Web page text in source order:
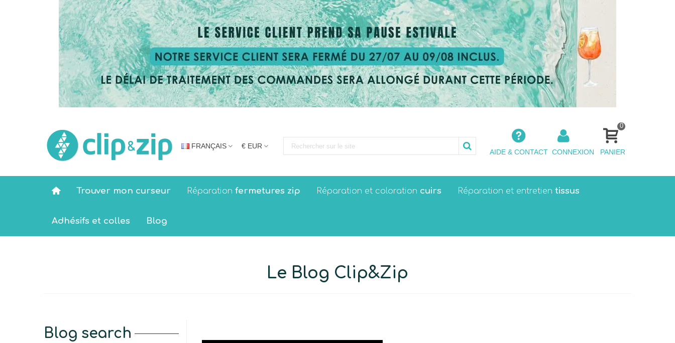
FRANÇAIS € EUR
AIDE & CONTACT CONNEXION
0
PANIER
Trouver mon curseur Réparation fermetures zip Réparation et coloration cuirs Réparation et entretien tissus
Adhésifs et colles Blog
Le Blog Clip&Zip
Blog search